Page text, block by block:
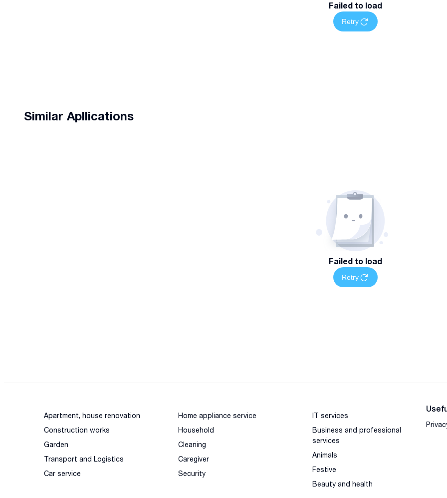
Failed to load
Retry
Similar Apllications
Failed to load
Retry
Apartment, house renovation
Construction works
Garden
Transport and Logistics
Car service
Home appliance service
Household
Cleaning
Caregiver
Security
IT services
Business and professional
services
Animals
Festive
Beauty and health